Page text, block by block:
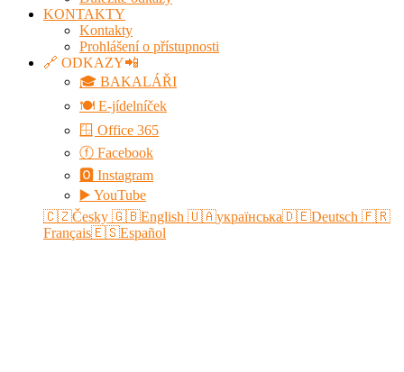
KONTAKTY
Kontakty
Prohlášení o přístupnosti
🔗 ODKAZY📲
🎓 BAKALÁŘI
🍽️ E-jídelníček
🪟 Office 365
ⓕ Facebook
🅾 Instagram
▶️ YouTube
🇨🇿Česky 🇬🇧English 🇺🇦українська🇩🇪Deutsch 🇫🇷
Français🇪🇸Español